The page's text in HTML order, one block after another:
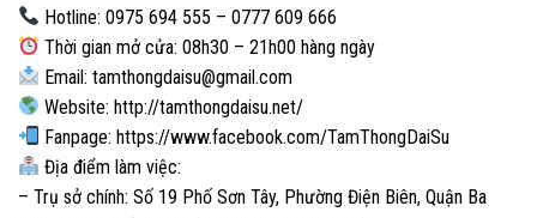
Hotline:0975 694 555 –0777 609 666
Thời gian mở cửa:08h30 – 21h00 hàng ngày
Email:tamthongdaisu@gmail.com
Website:http://tamthongdaisu.net/
Fanpage:https://www.facebook.com/TamThongDaiSu
Địa điểm làm việc:
– Trụ sở chính: Số 19 Phố Sơn Tây, Phường Điện Biên, Quận Ba